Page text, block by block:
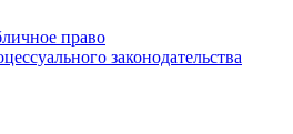
право
законодательства